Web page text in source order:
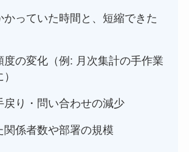
かっていた時間と、短縮できた
度の変化（例: 月次集計の手作業
戻り・問い合わせの減少
関係者数や部署の規模